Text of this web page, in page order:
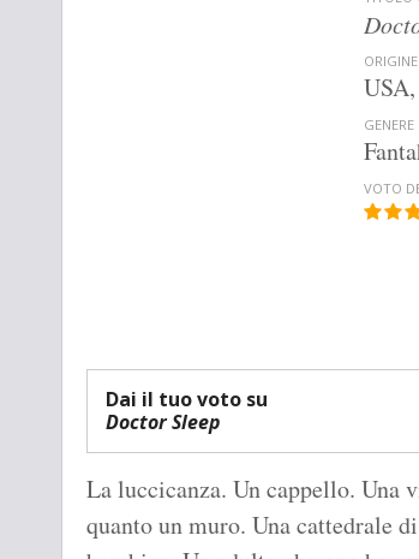
ORIGINE
GENERE
VOTO
Dai il tuo voto su
Doctor Sleep
La luccicanza. Un cappello. Una
quanto un muro. Una cattedrale